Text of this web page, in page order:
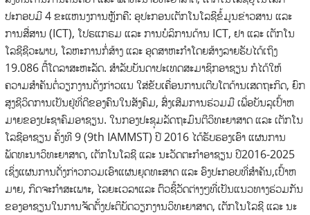
ປະກອບມີ 4 ຂະແຫນງການຫຼັກຄື: ອຸປະກອນເຕັກໂນໂລຊີຂໍ້ມູນຂ່າວສານ ແລະ
ການສື່ສານ (ICT), ໂປຣແກຣມ ແລະ ການບໍລິການດ້ານ ICT, ຢາ ແລະ ເຕັກໂນ
ໂລຊີຊີວະພາບ, ໂລຫະການກໍ່ສ້າງ ແລະ ອຸດສາຫະກໍາໂດຍສ້າງລາຍຮັບໄດ້ເຖິງ
19.086 ຕື້ໂດລາສະຫະລັດ. ສໍາລັບບັນດາປະເທດສະມາຊິກອາຊຽນ ກໍໄດ້ໃຫ້
ຄວາມສໍາຄັນຕໍ່ວຽກງານດັ່ງກ່າວແນ ໃສ່ຂັບເຄື່ອນການເຕີບໂຕດ້ານເສດຖະກິດ, ຍົກ
ສູງຊີວິດການເປັນຢູ່ທີ່ດີຂອງຄົນໃນສັງຄົມ, ສົ່ງເສີມການຮ່ວມມື ເພື່ອບັນລຸເປົ້າຫ
ມາຍຂອງປະຊາຄົມອາຊຽນ. ໃນກອງປະຊຸມລັດຖະມົນຕີວິທະຍາສາດ ແລະ ເຕັກໂນ
ໂລຊີອາຊຽນ ຄັ້ງທີ 9 (9th IAMMST) ປີ 2016 ໄດ້ຮັບຮອງເອົາ ແຜນການ
ພັດທະນາວິທະຍາສາດ, ເຕັກໂນໂລຊີ ແລະ ນະວັດຕະກໍາອາຊຽນ ປີ2016-2025
ເຊິ່ງແຜນການດັ່ງກ່າວກວມເອົາແຜນຍຸດທະສາດ ແລະ ອົງປະກອບທີ່ສໍາຄັນ,ເປົ້າຫ
ມາຍ, ກິດຈະກໍາສະເພາະ, ໄລຍະເວລາແລະ ຕົວຊີ້ວັດຕ່າງໆທີ່ເປັນແນວທາງຮ່ວມກັນ
ຂອງອາຊຽນໃນການຈັດຕັ້ງປະຕິບັດວຽກງານວິທະຍາສາດ, ເຕັກໂນໂລຊີ ແລະ ນະ